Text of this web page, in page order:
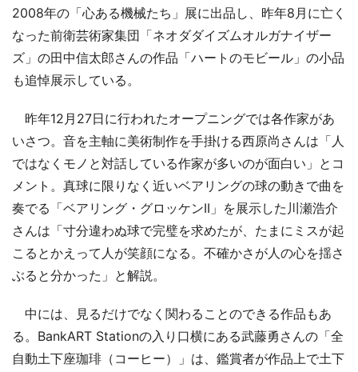
2008年の「心ある機械たち」展に出品し、昨年8月に亡く
なった前衛芸術家集団「ネオダダイズムオルガナイザー
ズ」の田中信太郎さんの作品「ハートのモビール」の小品
も追悼展示している。
昨年12月27日に行われたオープニングでは各作家があ
いさつ。音を主軸に美術制作を手掛ける西原尚さんは「人
ではなくモノと対話している作家が多いのが面白い」とコ
メント。真球に限りなく近いベアリングの球の動きで曲を
奏でる「ベアリング・グロッケンII」を展示した川瀬浩介
さんは「寸分違わぬ球で完璧を求めたが、たまにミスが起
こるとかえって人が笑顔になる。不確かさが人の心を揺さ
ぶると分かった」と解説。
中には、見るだけでなく関わることのできる作品もあ
る。BankART Stationの入り口横にある武藤勇さんの「全
自動土下座珈琲（コーヒー）」は、鑑賞者が作品上で土下